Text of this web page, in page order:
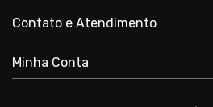
Trocas e Devoluções
Contato e Atendimento
+55 51 3035-4500
Minha Conta